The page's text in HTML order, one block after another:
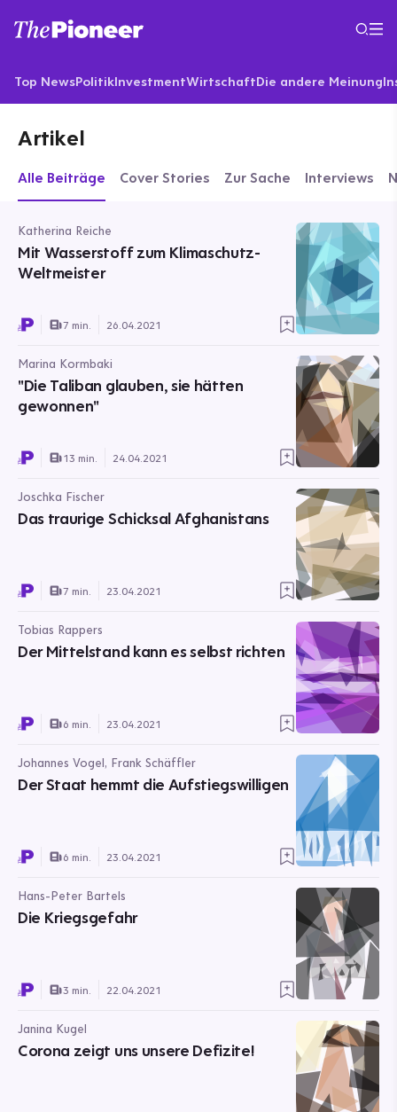
Top NewsPolitikInvestmentWirtschaftDie andere Meinung
Artikel
Alle Beiträge Cover Stories Zur Sache Interviews
Katherina Reiche
Mit Wasserstoff zum Klimaschutz-
Weltmeister
7 min. 26.04.2021
Marina Kormbaki
"Die Taliban glauben, sie hätten
gewonnen"
13 min. 24.04.2021
Joschka Fischer
Das traurige Schicksal Afghanistans
7 min. 23.04.2021
Tobias Rappers
Der Mittelstand kann es selbst richten
6 min. 23.04.2021
Johannes Vogel, Frank Schäffler
Der Staat hemmt die Aufstiegswilligen
6 min. 23.04.2021
Hans-Peter Bartels
Die Kriegsgefahr
3 min. 22.04.2021
Janina Kugel
Corona zeigt uns unsere Defizite!